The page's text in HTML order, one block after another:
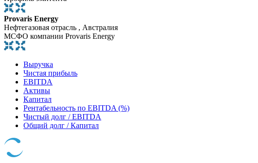
Provaris Energy
Нефтегазовая отрасль , Австралия
МСФО компании Provaris Energy
Выручка
Чистая прибыль
EBITDA
Активы
Капитал
Рентабельность по EBITDA (%)
Чистый долг / EBITDA
Общий долг / Капитал